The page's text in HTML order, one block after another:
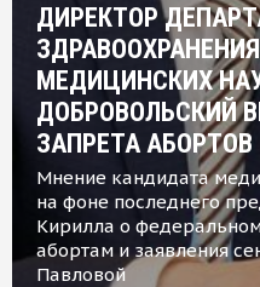
ДИРЕКТОР
МЕДИЦИНСКИХ
ДОБРОВОЛЬСКИЙ
ЗАПРЕТА АБОРТОВ
Мнение кандидата
на фоне последнего
Кирилла о
абортам и заявления
Павловой